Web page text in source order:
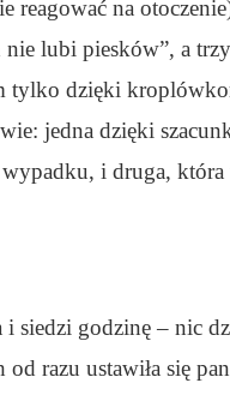
reagować na
nie lubi piesków”, a
tylko dzięki
jedna dzięki
i druga, która
i siedzi godzinę – nic
razu ustawiła się